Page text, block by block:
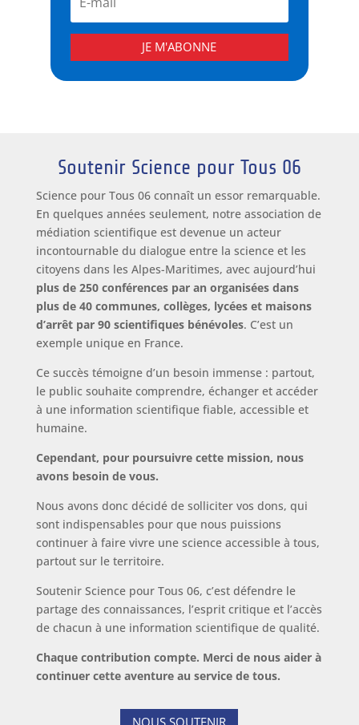
JE M'ABONNE
Soutenir Science pour Tous 06
Science pour Tous 06 connaît un essor remarquable.
En quelques années seulement, notre association de
médiation scientifique est devenue un acteur
incontournable du dialogue entre la science et les
citoyens dans les Alpes-Maritimes, avec aujourd’hui
plus de 250 conférences par an organisées dans
plus de 40 communes, collèges, lycées et maisons
d’arrêt par 90 scientifiques bénévoles. C’est un
exemple unique en France.
Ce succès témoigne d’un besoin immense : partout,
le public souhaite comprendre, échanger et accéder
à une information scientifique fiable, accessible et
humaine.
Cependant, pour poursuivre cette mission, nous
avons besoin de vous.
Nous avons donc décidé de solliciter vos dons, qui
sont indispensables pour que nous puissions
continuer à faire vivre une science accessible à tous,
partout sur le territoire.
Soutenir Science pour Tous 06, c’est défendre le
partage des connaissances, l’esprit critique et l’accès
de chacun à une information scientifique de qualité.
Chaque contribution compte. Merci de nous aider à
continuer cette aventure au service de tous.